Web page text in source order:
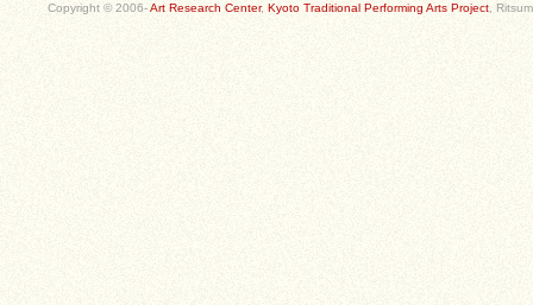
Copyright © 2006-Art Research Center, Kyoto Traditional Performing Arts Project ,